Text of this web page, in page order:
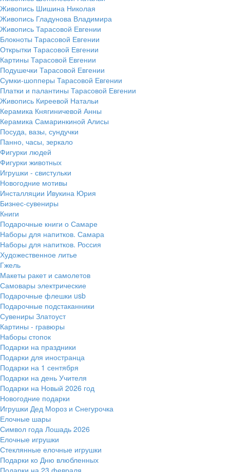
Живопись Шишина Николая
Живопись Гладунова Владимира
Живопись Тарасовой Евгении
Блокноты Тарасовой Евгении
Открытки Тарасовой Евгении
Картины Тарасовой Евгении
Подушечки Тарасовой Евгении
Сумки-шопперы Тарасовой Евгении
Платки и палантины Тарасовой Евгении
Живопись Киреевой Натальи
Керамика Княгиничевой Анны
Керамика Самаринкиной Алисы
Посуда, вазы, сундучки
Панно, часы, зеркало
Фигурки людей
Фигурки животных
Игрушки - свистульки
Новогодние мотивы
Инсталляции Ивукина Юрия
Бизнес-сувениры
Книги
Подарочные книги о Самаре
Наборы для напитков. Самара
Наборы для напитков. Россия
Художественное литье
Гжель
Макеты ракет и самолетов
Самовары электрические
Подарочные флешки usb
Подарочные подстаканники
Сувениры Златоуст
Картины - гравюры
Наборы стопок
Подарки на праздники
Подарки для иностранца
Подарки на 1 сентября
Подарки на день Учителя
Подарки на Новый 2026 год
Новогодние подарки
Игрушки Дед Мороз и Снегурочка
Елочные шары
Символ года Лошадь 2026
Елочные игрушки
Стеклянные елочные игрушки
Подарки ко Дню влюбленных
Подарки на 23 февраля